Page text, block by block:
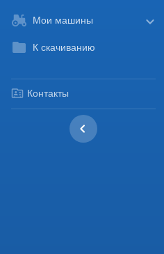
Мои машины
К скачиванию
Контакты